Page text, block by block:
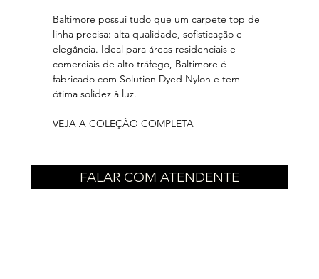
FALAR COM ATENDENTE
Baltimore possui tudo que um carpete top de
linha precisa: alta qualidade, sofisticação e
elegância. Ideal para áreas residenciais e
comerciais de alto tráfego, Baltimore é
fabricado com Solution Dyed Nylon e tem
ótima solidez à luz.
VEJA A COLEÇÃO COMPLETA